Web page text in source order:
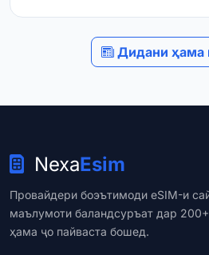
Дидани ҳама
NexaEsim
Провайдери боэътимоди eSIM-и
маълумоти баландсуръат дар
ҳама ҷо пайваста бошед.